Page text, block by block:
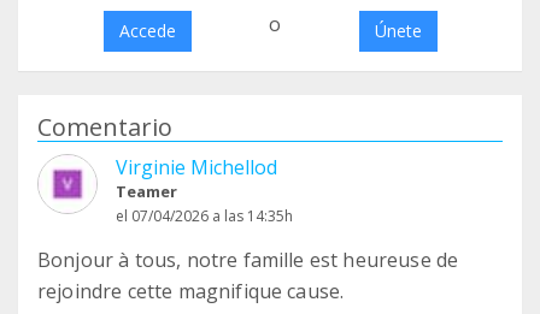
Accede o Únete
Comentario
Virginie Michellod
Teamer
el 07/04/2026 a las 14:35h
Bonjour à tous, notre famille est heureuse de
rejoindre cette magnifique cause.